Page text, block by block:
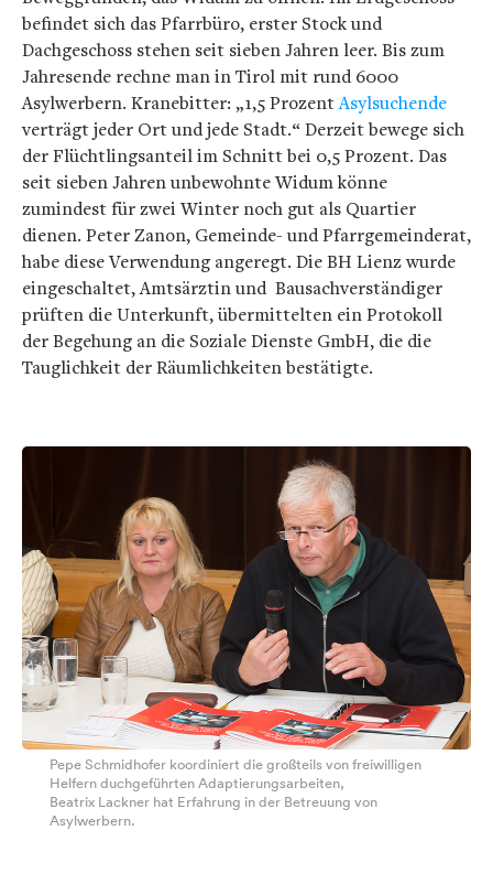
befindet sich das Pfarrbüro, erster Stock und
Dachgeschoss stehen seit sieben Jahren leer. Bis zum
Jahresende rechne man in Tirol mit rund 6000
Asylwerbern. Kranebitter: „1,5 ProzentAsylsuchende
verträgt jeder Ort und jede Stadt.“ Derzeit bewege sich
der Flüchtlingsanteil im Schnitt bei 0,5 Prozent. Das
seit sieben Jahren unbewohnte Widum könne
zumindest für zwei Winter noch gut als Quartier
dienen. Peter Zanon, Gemeinde- und Pfarrgemeinderat,
habe diese Verwendung angeregt. Die BH Lienz wurde
eingeschaltet, Amtsärztin und Bausachverständiger
prüften die Unterkunft, übermittelten ein Protokoll
der Begehung an die Soziale Dienste GmbH, die die
Tauglichkeit der Räumlichkeiten bestätigte.
Pepe Schmidhofer koordiniert die großteils von freiwilligen
Helfern duchgeführten Adaptierungsarbeiten,
Beatrix Lackner hat Erfahrung in der Betreuung von
Asylwerbern.